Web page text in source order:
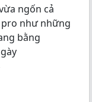
ngốn cả
như những
bằng